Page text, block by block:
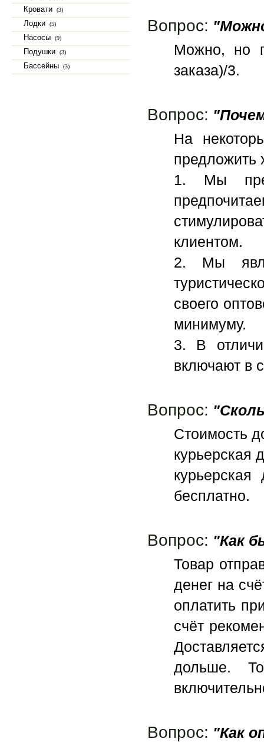
Кровати (3)
Лодки (5)
Насосы (9)
Подушки (3)
Бассейны (3)
Вопрос:
Можно, но
заказа)/3.
Вопрос:
На
предложить
1. Мы
клиентом.
2. Мы
своего
минимуму.
3. В
включают в
Вопрос:
Стоимость
курьерская
бесплатно.
Вопрос: "Как
Товар
денег на
оплатить
счёт
дольше.
Вопрос: "Как